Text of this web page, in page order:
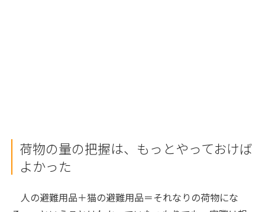
荷物の量の把握は、もっとやっておけば
よかった
人の避難用品＋猫の避難用品＝それなりの荷物にな